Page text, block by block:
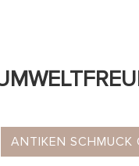
ANTIKEN SCHMUCK